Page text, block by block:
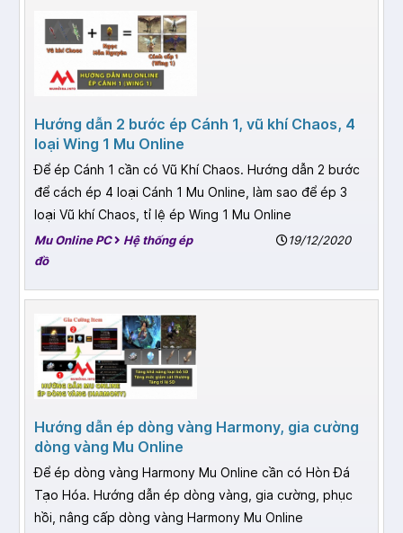
Hướng dẫn 2 bước ép Cánh 1, vũ khí Chaos, 4
loại Wing 1 Mu Online
Để ép Cánh 1 cần có Vũ Khí Chaos. Hướng dẫn 2 bước
để cách ép 4 loại Cánh 1 Mu Online, làm sao để ép 3
loại Vũ khí Chaos, tỉ lệ ép Wing 1 Mu Online
Mu Online PC
Hệ thống ép
đồ
19/12/2020
Hướng dẫn ép dòng vàng Harmony, gia cường
dòng vàng Mu Online
Để ép dòng vàng Harmony Mu Online cần có Hòn Đá
Tạo Hóa. Hướng dẫn ép dòng vàng, gia cường, phục
hồi, nâng cấp dòng vàng Harmony Mu Online